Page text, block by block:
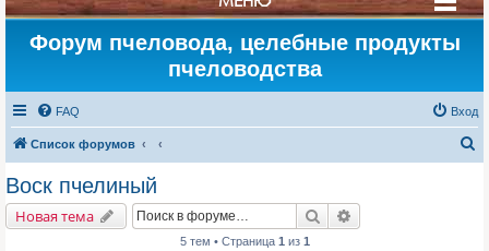
Форум пчеловода, целебные продукты
пчеловодства
FAQ Вход
Список форумов
Воск пчелиный
Новая тема Поиск
5 тем • Страница 1 из 1